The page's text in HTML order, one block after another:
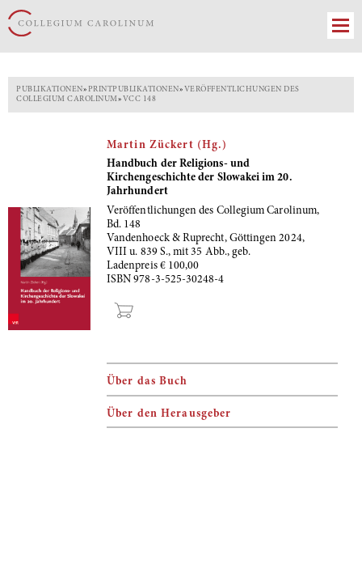
PUBLIKATIONEN» PRINTPUBLIKATIONEN» VERÖFFENTLICHUNGEN DES
COLLEGIUM CAROLINUM» VCC 148
Martin Zückert (Hg.)
Handbuch der Religions- und
Kirchengeschichte der Slowakei im 20.
Jahrhundert
Veröffentlichungen des Collegium Carolinum,
Bd. 148
Vandenhoeck & Ruprecht, Göttingen 2024,
VIII u. 839 S., mit 35 Abb., geb.
Ladenpreis € 100,00
ISBN 978-3-525-30248-4
Über das Buch
Über den Herausgeber